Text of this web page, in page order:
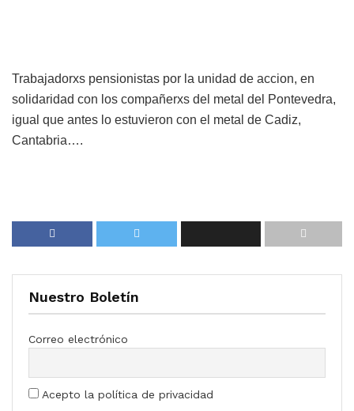
Trabajadorxs pensionistas por la unidad de accion, en
solidaridad con los compañerxs del metal del Pontevedra,
igual que antes lo estuvieron con el metal de Cadiz,
Cantabria….
Nuestro Boletín
Correo electrónico
Acepto la política de privacidad